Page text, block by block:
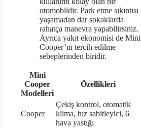
otomobildir. Park etme sıkıntısı
yaşamadan dar sokaklarda
rahatça manevra yapabilirsiniz.
Ayrıca yakıt ekonomisi de Mini
Cooper’ın tercih edilme
sebeplerinden biridir.
Mini
Cooper
Modelleri
Özellikleri
Cooper
Çekiş kontrol, otomatik
klima, hız sabitleyici, 6
hava yastığı